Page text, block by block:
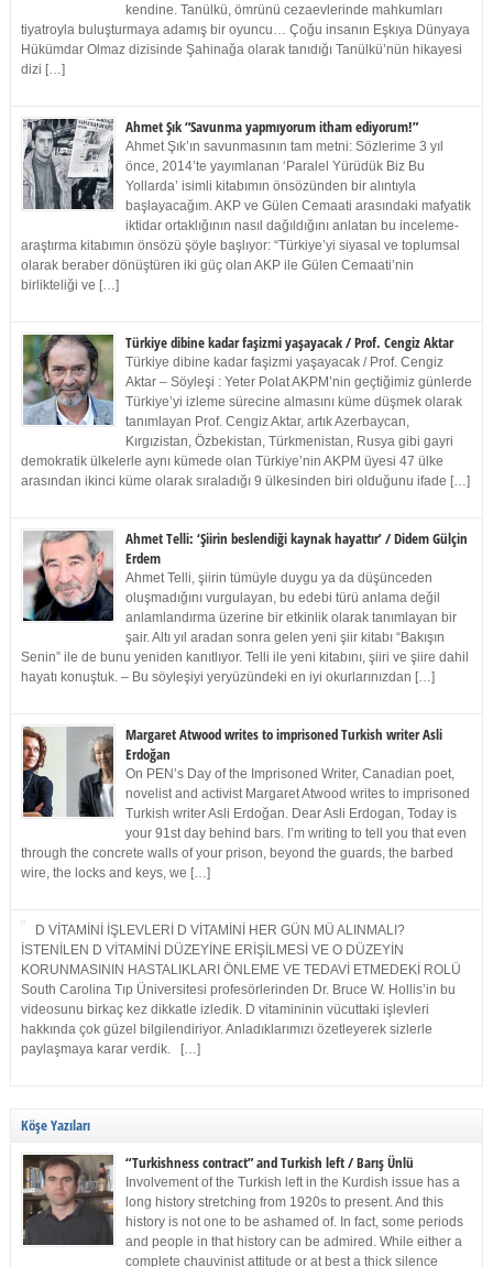
kendine. Tanülkü, ömrünü cezaevlerinde mahkumları
tiyatroyla buluşturmaya adamış bir oyuncu… Çoğu insanın Eşkıya Dünyaya
Hükümdar Olmaz dizisinde Şahinağa olarak tanıdığı Tanülkü’nün hikayesi
dizi […]
Ahmet Şık “Savunma yapmıyorum itham ediyorum!”
Ahmet Şık’ın savunmasının tam metni: Sözlerime 3 yıl
önce, 2014’te yayımlanan ‘Paralel Yürüdük Biz Bu
Yollarda’ isimli kitabımın önsözünden bir alıntıyla
başlayacağım. AKP ve Gülen Cemaati arasındaki mafyatik
iktidar ortaklığının nasıl dağıldığını anlatan bu inceleme-
araştırma kitabımın önsözü şöyle başlıyor: “Türkiye’yi siyasal ve toplumsal
olarak beraber dönüştüren iki güç olan AKP ile Gülen Cemaati’nin
birlikteliği ve […]
Türkiye dibine kadar faşizmi yaşayacak / Prof. Cengiz Aktar
Türkiye dibine kadar faşizmi yaşayacak / Prof. Cengiz
Aktar – Söyleşi : Yeter Polat AKPM’nin geçtiğimiz günlerde
Türkiye’yi izleme sürecine almasını küme düşmek olarak
tanımlayan Prof. Cengiz Aktar, artık Azerbaycan,
Kırgızistan, Özbekistan, Türkmenistan, Rusya gibi gayri
demokratik ülkelerle aynı kümede olan Türkiye’nin AKPM üyesi 47 ülke
arasından ikinci küme olarak sıraladığı 9 ülkesinden biri olduğunu ifade […]
Ahmet Telli: ‘Şiirin beslendiği kaynak hayattır’ / Didem Gülçin
Erdem
Ahmet Telli, şiirin tümüyle duygu ya da düşünceden
oluşmadığını vurgulayan, bu edebi türü anlama değil
anlamlandırma üzerine bir etkinlik olarak tanımlayan bir
şair. Altı yıl aradan sonra gelen yeni şiir kitabı “Bakışın
Senin” ile de bunu yeniden kanıtlıyor. Telli ile yeni kitabını, şiiri ve şiire dahil
hayatı konuştuk. – Bu söyleşiyi yeryüzündeki en iyi okurlarınızdan […]
Margaret Atwood writes to imprisoned Turkish writer Asli
Erdoğan
On PEN’s Day of the Imprisoned Writer, Canadian poet,
novelist and activist Margaret Atwood writes to imprisoned
Turkish writer Asli Erdoğan. Dear Asli Erdogan, Today is
your 91st day behind bars. I’m writing to tell you that even
through the concrete walls of your prison, beyond the guards, the barbed
wire, the locks and keys, we […]
D VİTAMİNİ İŞLEVLERİ D VİTAMİNİ HER GÜN MÜ ALINMALI?
İSTENİLEN D VİTAMİNİ DÜZEYİNE ERİŞİLMESİ VE O DÜZEYİN
KORUNMASININ HASTALIKLARI ÖNLEME VE TEDAVİ ETMEDEKİ ROLÜ
South Carolina Tıp Üniversitesi profesörlerinden Dr. Bruce W. Hollis’in bu
videosunu birkaç kez dikkatle izledik. D vitamininin vücuttaki işlevleri
hakkında çok güzel bilgilendiriyor. Anladıklarımızı özetleyerek sizlerle
paylaşmaya karar verdik. […]
Köşe Yazıları
“Turkishness contract” and Turkish left / Barış Ünlü
Involvement of the Turkish left in the Kurdish issue has a
long history stretching from 1920s to present. And this
history is not one to be ashamed of. In fact, some periods
and people in that history can be admired. While either a
complete chauvinist attitude or at best a thick silence